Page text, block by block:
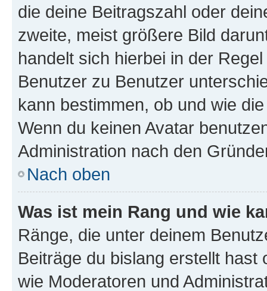
die deine Beitragszahl oder
zweite, meist größere Bild
handelt sich hierbei in der
Benutzer zu Benutzer
kann bestimmen, ob und wie
Wenn du keinen Avatar
Administration nach den
Nach oben
Was ist mein Rang und wie
Ränge, die unter deinem
Beiträge du bislang erstellt
wie Moderatoren und